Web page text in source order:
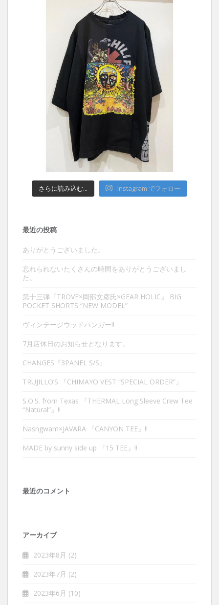
さらに読み込む... Instagram でフォロー
最近の投稿
ありがとうございました。
忘れられないたくさんの時間をありがとうございまし
た。
第十三弾『TROVE×岡部文彦氏×GEAR HOLIC』 BIG
POCKET SHORTS “NEW MODEL”
ヴィンテージウッドハンガー‼︎
7月店休日のお知らせとなります。
CHANGES『3PANEL S/S』
TRUJILLO’S 『CHIMAYO VEST “SPECIAL ORDER”』
S.O.S. from Texas 『THERMAL Long Sleeve Crew Tee
“Natural”』‼︎
Nasngwam×JAVARA 『CANYON TEE』‼︎
MADE by sunny side up 『15 TEE』‼︎
最近のコメント
アーカイブ
2023年8月 (2)
2023年7月 (2)
2023年6月 (10)